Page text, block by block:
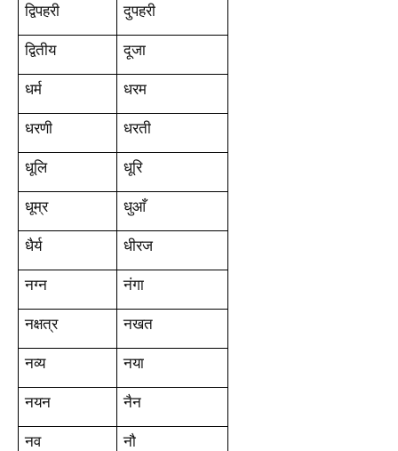
द्विपहरी दुपहरी
द्वितीय दूजा
धर्म धरम
धरणी धरती
धूलि धूरि
धूम्र धुआँ
धैर्य धीरज
नग्न नंगा
नक्षत्र नखत
नव्य नया
नयन नैन
नव नौ